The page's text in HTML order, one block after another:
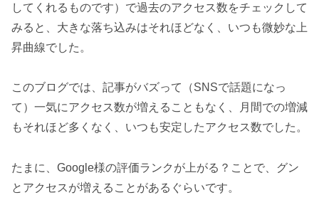
してくれるものです）で過去のアクセス数をチェックして
みると、大きな落ち込みはそれほどなく、いつも微妙な上
昇曲線でした。
このブログでは、記事がバズって（SNSで話題になっ
て）一気にアクセス数が増えることもなく、月間での増減
もそれほど多くなく、いつも安定したアクセス数でした。
たまに、Google様の評価ランクが上がる？ことで、グン
とアクセスが増えることがあるぐらいです。